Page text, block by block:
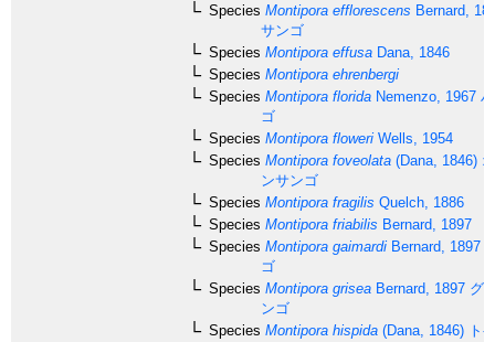
Species Montipora efflorescens Bernard,
サンゴ
Species Montipora effusa Dana, 1846
Species Montipora ehrenbergi
Species Montipora florida Nemenzo, 1967
ゴ
Species Montipora floweri Wells, 1954
Species Montipora foveolata (Dana, 1846)
ンサンゴ
Species Montipora fragilis Quelch, 1886
Species Montipora friabilis Bernard, 1897
Species Montipora gaimardi Bernard, 1897
ゴ
Species Montipora grisea Bernard, 1897 グ
ンゴ
Species Montipora hispida (Dana, 1846) ト